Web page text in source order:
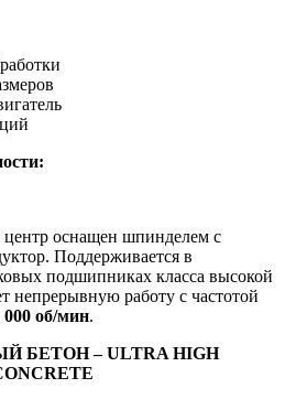
оснащен шпинделем с
Поддерживается в
подшипниках класса высокой
непрерывную работу с частотой
000 об/мин.
– ULTRA HIGH